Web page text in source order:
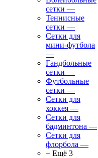
сетки —
Теннисные
сетки —
Сетки для
мини-футбола
—
Гандбольные
сетки —
Футбольные
сетки —
Сетки для
хоккея —
Сетки для
бадминтона —
Сетки для
флорбола —
+ Ещё 3